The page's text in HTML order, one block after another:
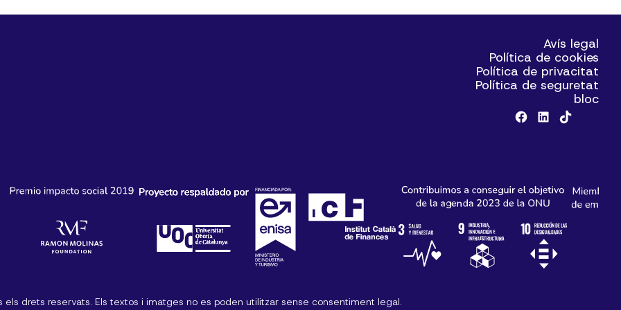
Avís legal
Política de cookies
Política de privacitat
Política de seguretat
bloc
els drets reservats. Els textos i imatges no es poden utilitzar sense consentiment legal.